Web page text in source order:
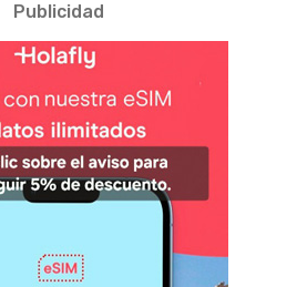
Publicidad